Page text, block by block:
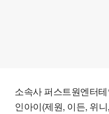
소속사 퍼스트원엔터
인아이(제원, 이든, 위